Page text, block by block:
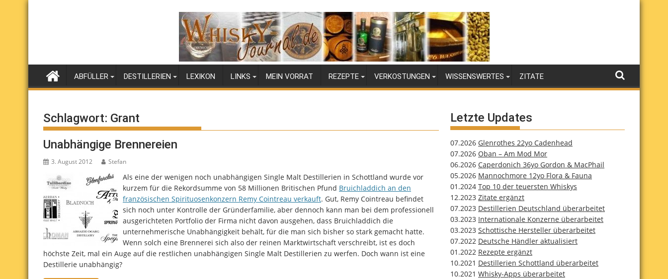
Skip
ABFÜLLER DESTILLERIEN LEXIKON LINKS MEIN VORRAT REZEPTE VERKOSTUNGEN WISSENSWERTES ZITATE
Schlagwort: Grant
Unabhängige Brennereien
3. August 2012 Stefan
Als eine der wenigen noch unabhängigen Single Malt Destillerien in Schottland wurde vor
kurzem für die Rekordsumme von 58 Millionen Britischen Pfund Bruichladdich an den
französischen Spirituosenkonzern Remy Cointreau verkauft. Gut, Remy Cointreau befindet
sich noch unter Kontrolle der Gründerfamilie, aber dennoch kann man bei dem professionell
ausgerichteten Portfolio der Firma nicht davon ausgehen, dass Bruichladdich die
unternehmerische Unabhängigkeit behält, für die man sich bisher so stark gemacht hatte.
Wenn solch eine Brennerei sich also der reinen Marktwirtschaft verschreibt, ist es doch
höchste Zeit, mal ein Auge auf die restlichen unabhängigen Single Malt Destillerien zu werfen. Doch wann ist eine
Destillerie unabhängig?
Letzte Updates
07.2026 Glenrothes 22yo Cadenhead
07.2026 Oban – Am Mod Mor
06.2026 Caperdonich 36yo Gordon & MacPhail
05.2026 Mannochmore 12yo Flora & Fauna
01.2024 Top 10 der teuersten Whiskys
12.2023 Zitate ergänzt
07.2023 Destillerien Deutschland überarbeitet
03.2023 Internationale Konzerne überarbeitet
03.2023 Schottische Hersteller überarbeitet
07.2022 Deutsche Händler aktualisiert
01.2022 Rezepte ergänzt
10.2021 Destillerien Schottland überarbeitet
10.2021 Whisky-Apps überarbeitet